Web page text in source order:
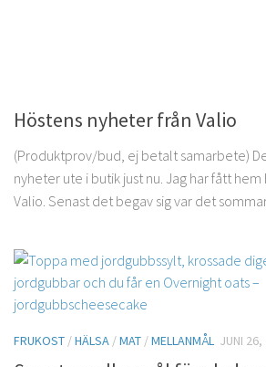
Höstens nyheter från Valio
(Produktprov/bud, ej betalt samarbete)
nyheter ute i butik just nu. Jag har fått
Valio. Senast det begav sig var det
FRUKOST /HÄLSA /MAT /MELLANMÅL JUNI 26,